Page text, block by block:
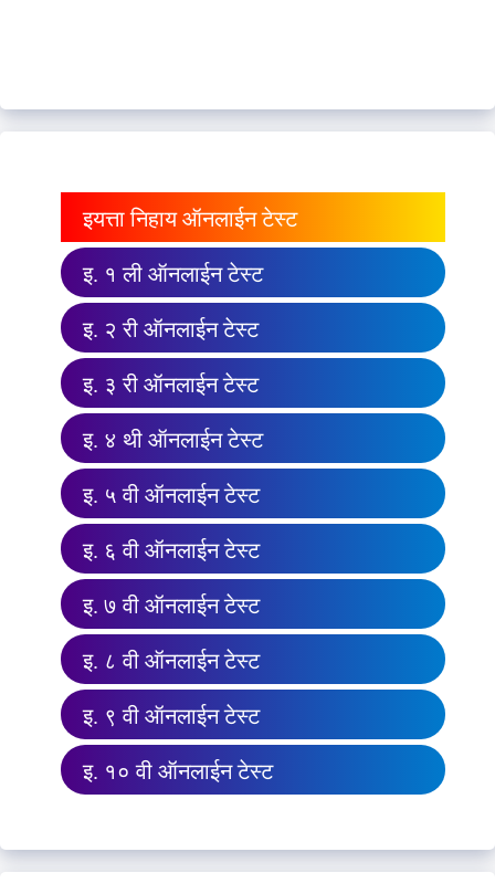
इयत्ता निहाय ऑनलाईन टेस्ट
इ. १ ली ऑनलाईन टेस्ट
इ. २ री ऑनलाईन टेस्ट
इ. ३ री ऑनलाईन टेस्ट
इ. ४ थी ऑनलाईन टेस्ट
इ. ५ वी ऑनलाईन टेस्ट
इ. ६ वी ऑनलाईन टेस्ट
इ. ७ वी ऑनलाईन टेस्ट
इ. ८ वी ऑनलाईन टेस्ट
इ. ९ वी ऑनलाईन टेस्ट
इ. १० वी ऑनलाईन टेस्ट